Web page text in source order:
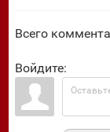
Всего
Войдите: